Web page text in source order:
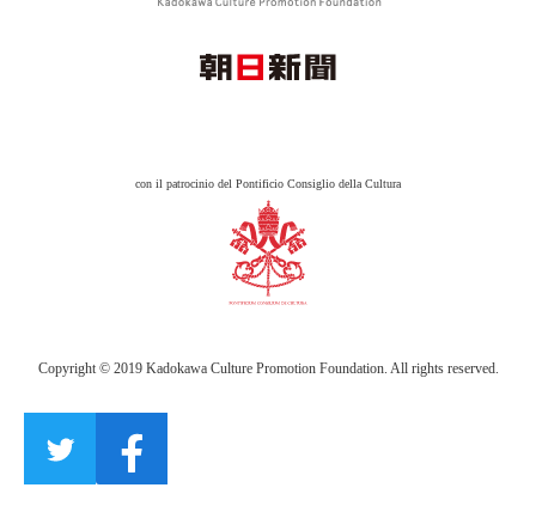
con il patrocinio del Pontificio Consiglio della Cultura
Copyright © 2019 Kadokawa Culture Promotion Foundation. All rights reserved.